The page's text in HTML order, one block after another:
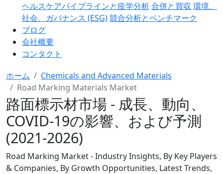
ヘルスケアパイプラインと疫学分析合併と買収 環境、
社会、ガバナンス (ESG)競合分析とベンチマーク
ブログ
会社概要
コンタクト
ホーム
Chemicals and Advanced Materials
Road Marking Materials Market
路面標示材市場 - 成長、動向、
COVID-19の影響、および予測
(2021-2026)
Road Marking Market - Industry Insights, By Key Players
& Companies, By Growth Opportunities, Latest Trends,